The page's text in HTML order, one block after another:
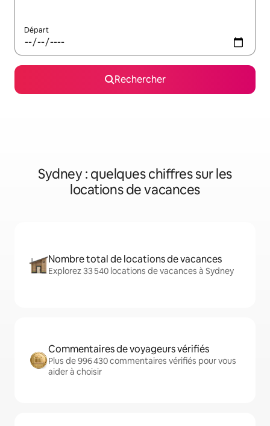
Départ
Rechercher
Sydney : quelques chiffres sur les
locations de vacances
Nombre total de locations de vacances
Explorez 33 540 locations de vacances à Sydney
Commentaires de voyageurs vérifiés
Plus de 996 430 commentaires vérifiés pour vous
aider à choisir